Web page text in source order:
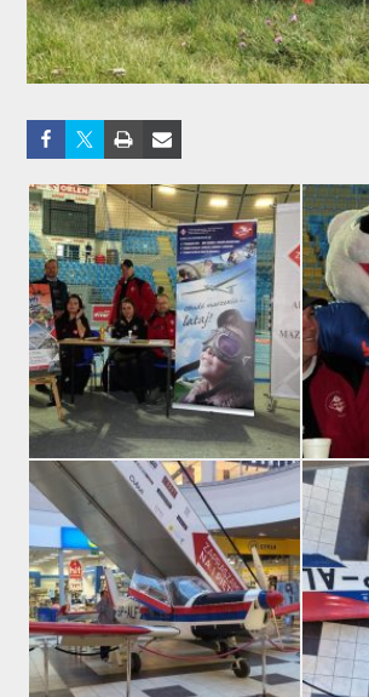
ANGLIĘ
PŁOCKIE
LOTNISKO
LOTNICZY
HISTORIA
PŁOCKIEGO
LOTNISKA
ŚWIĘTO
LATAWCA
PŁOCK
WOJCIECH
KRZYWIŃSKI